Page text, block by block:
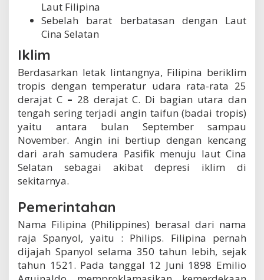
Laut Filipina
Sebelah barat berbatasan dengan Laut
Cina Selatan
Iklim
Berdasarkan letak lintangnya, Filipina beriklim
tropis dengan temperatur udara rata-rata 25
derajat C – 28 derajat C. Di bagian utara dan
tengah sering terjadi angin taifun (badai tropis)
yaitu antara bulan September sampau
November. Angin ini bertiup dengan kencang
dari arah samudera Pasifik menuju laut Cina
Selatan sebagai akibat depresi iklim di
sekitarnya.
Pemerintahan
Nama Filipina (Philippines) berasal dari nama
raja Spanyol, yaitu : Philips. Filipina pernah
dijajah Spanyol selama 350 tahun lebih, sejak
tahun 1521. Pada tanggal 12 Juni 1898 Emilio